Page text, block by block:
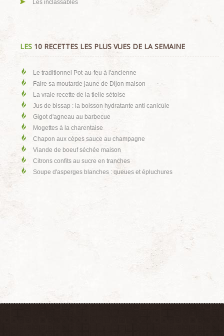
Les inclassables
LES 10 RECETTES LES PLUS VUES DE LA SEMAINE
Le traditionnel Pot-au-feu à l'ancienne
Faire sa moutarde jaune de Dijon maison
La vraie recette de la tielle sètoise
Jus de bissap : la boisson hydratante anti canicule
Gigot d'agneau au barbecue
Mogettes à la charentaise
Chapon aux cèpes sauce au champagne
Viande de boeuf séchée maison
Citrons confits au sucre en tranches
Soupe d'asperges blanches : queues et épluchures